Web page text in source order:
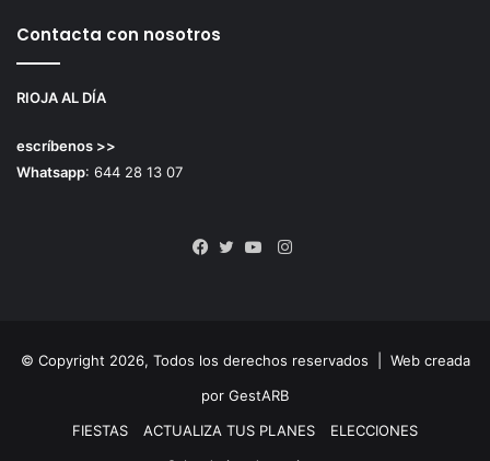
Contacta con nosotros
RIOJA AL DÍA
escríbenos >>
Whatsapp: 644 28 13 07
Instagram
© Copyright 2026, Todos los derechos reservados | Web creada
por GestARB
FIESTAS
ACTUALIZA TUS PLANES
ELECCIONES